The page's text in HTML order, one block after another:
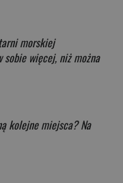
morskiej
więcej, niż można
kolejne miejsca? Na